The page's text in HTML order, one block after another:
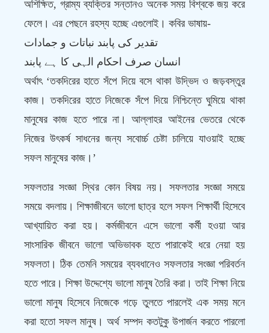
অশিক্ষিত, গ্রাম্য ব্যক্তির সন্তানও অনেক সময় বিশ্বকে জয় করে
ফেলে। এর পেছনে রহস্য হচ্ছে এগুলোই। কবির ভাষায়-
تقدیر کی پابند نباتات و جمادات
انسان صرف احکام الہی کا ہے پابند
অর্থাৎ ‘তকদিরের হাতে সঁপে দিয়ে বসে থাকা উদ্ভিদ ও জড়বস্তুর
কাজ। তকদিরের হাতে নিজেকে সঁপে দিয়ে নিশ্চিন্তে ঘুমিয়ে থাকা
মানুষের কাজ হতে পারে না। আল্লাহর আইনের ভেতরে থেকে
নিজের উৎকর্ষ সাধনের জন্য সবোর্চ্চ চেষ্টা চালিয়ে যাওয়াই হচ্ছে
সফল মানুষের কাজ।’
সফলতার সংজ্ঞা স্থির কোন বিষয় নয়। সফলতার সংজ্ঞা সময়ে
সময়ে বদলায়। শিক্ষাজীবনে ভালো ছাত্র হলে সফল শিক্ষার্থী হিসেবে
আখ্যায়িত করা হয়। কর্মজীবনে এসে ভালো কর্মী হওয়া আর
সাংসারিক জীবনে ভালো অভিভাবক হতে পারাকেই ধরে নেয়া হয়
সফলতা। ঠিক তেমনি সময়ের ব্যবধানেও সফলতার সংজ্ঞা পরিবর্তন
হতে পারে। শিক্ষা উদ্দেশ্যে ভালো মানুষ তৈরি করা। তাই শিক্ষা নিয়ে
ভালো মানুষ হিসেবে নিজেকে গড়ে তুলতে পারলেই এক সময় মনে
করা হতো সফল মানুষ। অর্থ সম্পদ কতটুকু উপার্জন করতে পারলো